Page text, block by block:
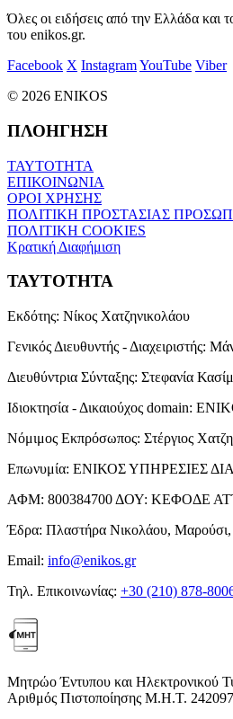
Όλες οι ειδήσεις από την Ελλάδα και
του enikos.gr.
Facebook X InstagramYouTube Viber
© 2026 ENIKOS
ΠΛΟΗΓΗΣΗ
ΤΑΥΤΟΤΗΤΑ
ΕΠΙΚΟΙΝΩΝΙΑ
ΟΡΟΙ ΧΡΗΣΗΣ
ΠΟΛΙΤΙΚΗ ΠΡΟΣΤΑΣΙΑΣ
ΠΟΛΙΤΙΚΗ COOKIES
Κρατική Διαφήμιση
ΤΑΥΤΟΤΗΤΑ
Εκδότης: Νίκος Χατζηνικολάου
Γενικός Διευθυντής - Διαχειριστής:
Διευθύντρια Σύνταξης: Στεφανία
Ιδιοκτησία - Δικαιούχος domain:
Νόμιμος Εκπρόσωπος: Στέργιος
Επωνυμία: ΕΝΙΚΟΣ ΥΠΗΡΕΣΙΕΣ
ΑΦΜ: 800384700 ΔΟΥ: ΚΕΦΟΔΕ
Έδρα: Πλαστήρα Νικολάου,
Email: info@enikos.gr
Τηλ. Επικοινωνίας: +30 (210) 878-
Μητρώο Έντυπου και Ηλεκτρονικού
Αριθμός Πιστοποίησης Μ.Η.Τ. 242097